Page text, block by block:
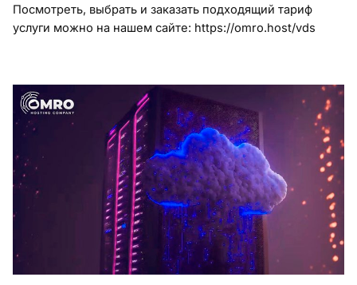
Посмотреть, выбрать и заказать подходящий тариф
услуги можно на нашем сайте: https://omro.host/vds